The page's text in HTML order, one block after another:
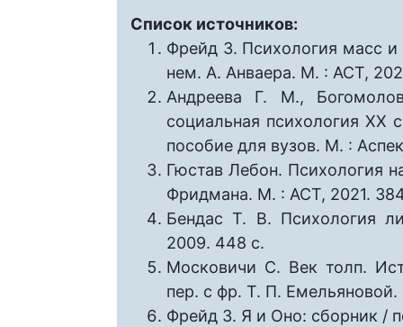
Список источников:
Фрейд З. Психология масс и
нем. А. Анваера. М. : АСТ,
Андреева Г. М.,
социальная психология XX
пособие для вузов. М. :
Гюстав Лебон. Психология
Фридмана. М. : АСТ, 2021.
Бендас Т. В. Психология
2009. 448 с.
Московичи C. Век толп.
пер. с фр. Т. П.
Фрейд З. Я и Оно: сборник /